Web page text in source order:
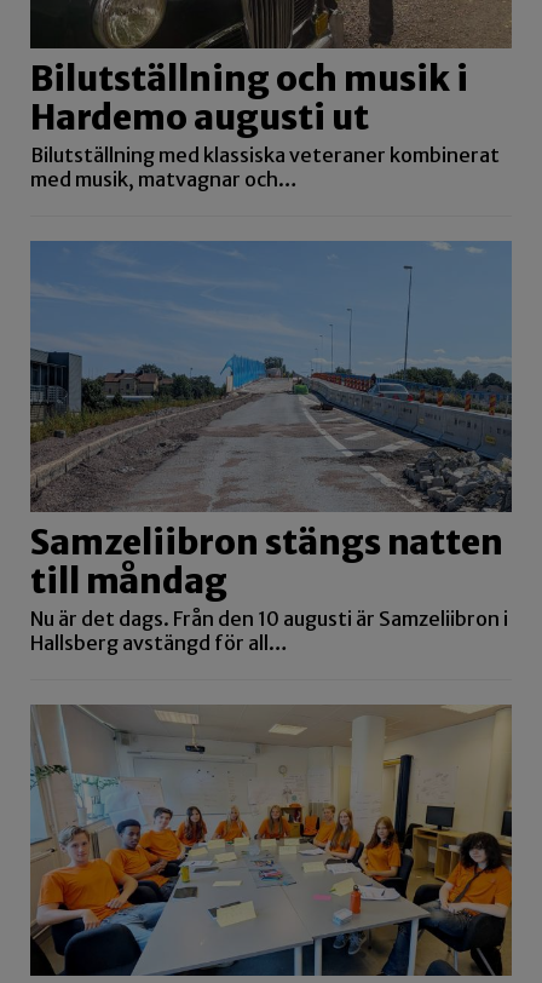
Bilutställning och musik i
Hardemo augusti ut
Bilutställning med klassiska veteraner kombinerat
med musik, matvagnar och…
Samzeliibron stängs natten
till måndag
Nu är det dags. Från den 10 augusti är Samzeliibron i
Hallsberg avstängd för all…